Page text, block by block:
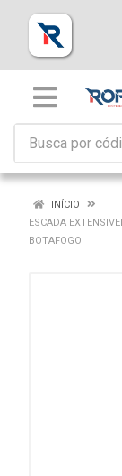
INÍCIO
ESCADA
BOTAFOGO